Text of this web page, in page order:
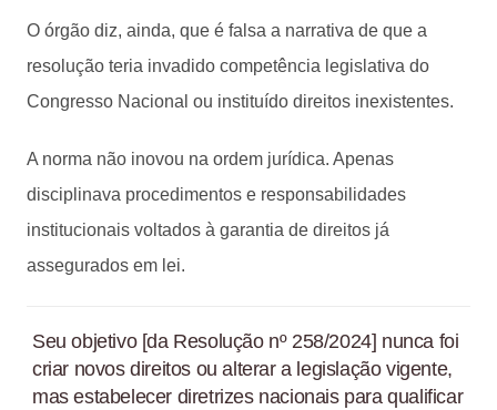
O órgão diz, ainda, que é falsa a narrativa de que a
resolução teria invadido competência legislativa do
Congresso Nacional ou instituído direitos inexistentes.
A norma não inovou na ordem jurídica. Apenas
disciplinava procedimentos e responsabilidades
institucionais voltados à garantia de direitos já
assegurados em lei.
Seu objetivo [da Resolução nº 258/2024] nunca foi
criar novos direitos ou alterar a legislação vigente,
mas estabelecer diretrizes nacionais para qualificar